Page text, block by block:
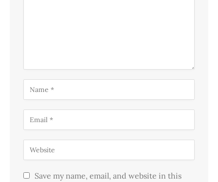
Save my name, email, and website in this